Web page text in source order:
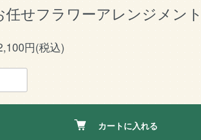
任せフラワーアレンジメント
円(税込)
カートに入れる